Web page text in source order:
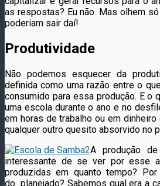
as respostas? Eu não. Mas olhem
poderiam sair daí!
Produtividade
Não podemos esquecer da
definida como uma razão entre o
consumido para essa produção. E
uma escola durante o ano e no
em horas de trabalho ou em
qualquer outro quesito absorvido no
A produção
interessante de se ver por esse
produzidas em quanto tempo?
do planejado? Sabemos qual era a